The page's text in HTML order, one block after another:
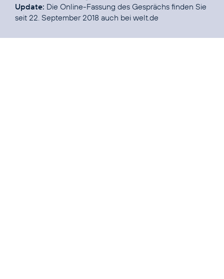
Update: Die Online-Fassung des Gesprächs finden Sie
seit 22. September 2018 auch bei welt.de